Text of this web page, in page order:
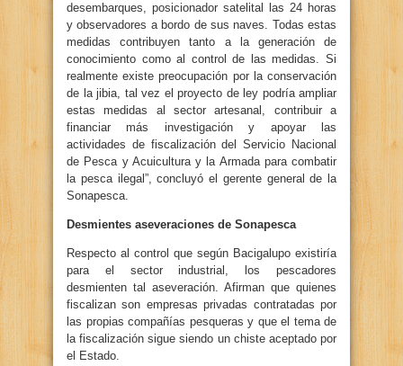
desembarques, posicionador satelital las 24 horas
y observadores a bordo de sus naves. Todas estas
medidas contribuyen tanto a la generación de
conocimiento como al control de las medidas. Si
realmente existe preocupación por la conservación
de la jibia, tal vez el proyecto de ley podría ampliar
estas medidas al sector artesanal, contribuir a
financiar más investigación y apoyar las
actividades de fiscalización del Servicio Nacional
de Pesca y Acuicultura y la Armada para combatir
la pesca ilegal”, concluyó el gerente general de la
Sonapesca.
Desmientes aseveraciones de Sonapesca
Respecto al control que según Bacigalupo existiría
para el sector industrial, los pescadores
desmienten tal aseveración. Afirman que quienes
fiscalizan son empresas privadas contratadas por
las propias compañías pesqueras y que el tema de
la fiscalización sigue siendo un chiste aceptado por
el Estado.